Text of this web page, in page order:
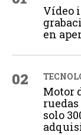
Vídeo
en
02
Motor
solo